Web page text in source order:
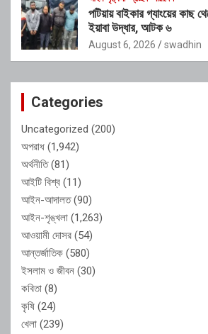
পটিয়ায় বাইকার গ্যাংয়ের কাছ
ইয়াবা উদ্ধার, আটক ৬
August 6, 2026 swadhin
Categories
Uncategorized (200)
অপরাধ (1,942)
অর্থনীতি(81)
আইটি বিশ্ব (11)
আইন-আদালত(90)
আইন-শৃঙ্খলা (1,263)
আওয়ামী দোসর (54)
আন্তর্জাতিক (580)
ইসলাম ও জীবন (30)
কবিতা (8)
কৃষি (24)
খেলা (239)